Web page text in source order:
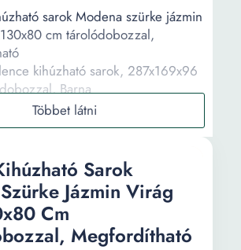
Sarok
Jázmin Virág
Cm
Megfordítható
sarok Modena szürke jázmin
cm tárolódobozzal,
kihúzható sarok, 287x169x96
Barna
sarok Modena Coffee
cm, Tároló doboz, Daisies
kihúzható sarok, 226x145x79
megfordítható, bézs /
sarok ökológiai bőr fekete
szövet bal Santiago 325x217x106